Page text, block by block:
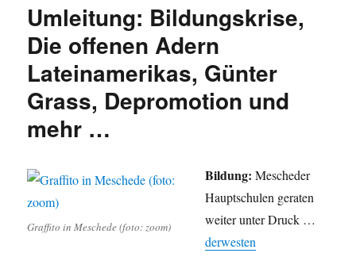
Irrheberrecht,
SPD-
Kanzlerkandidat,
Homöopathie,
digitale
Folklore,
Flüchtlinge
und
Umleitung: Bildungskrise,
Die offenen Adern
Lateinamerikas, Günter
Grass, Depromotion und
mehr …
Graffito in Meschede (foto: zoom)
Bildung: Mescheder
Hauptschulen geraten
weiter unter Druck …
derwesten